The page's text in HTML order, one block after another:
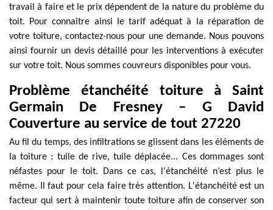
travail à faire et le prix dépendent de la nature du problème du
toit. Pour connaître ainsi le tarif adéquat à la réparation de
votre toiture, contactez-nous pour une demande. Nous pouvons
ainsi fournir un devis détaillé pour les interventions à exécuter
sur votre toit. Nous sommes couvreurs disponibles pour vous.
Problème étanchéité toiture à Saint
Germain De Fresney – G David
Couverture au service de tout 27220
Au fil du temps, des infiltrations se glissent dans les éléments de
la toiture : tuile de rive, tuile déplacée... Ces dommages sont
néfastes pour le toit. Dans ce cas, l'étanchéité n’est plus le
même. Il faut pour cela faire très attention. L'étanchéité est un
facteur qui sert à maintenir toute toiture afin de conserver son